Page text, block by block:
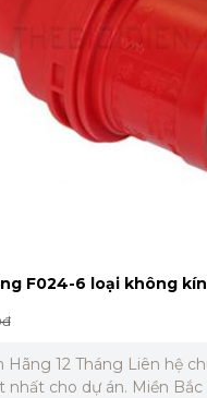
F024-6 loại không kín
Liên hệ chúng tôi để
án. Miền Bắc : 0989 310